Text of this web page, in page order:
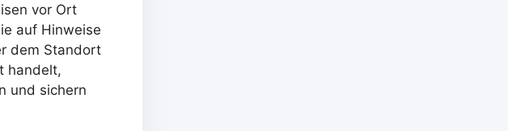
vor Ort
auf Hinweise
dem Standort
handelt,
und sichern